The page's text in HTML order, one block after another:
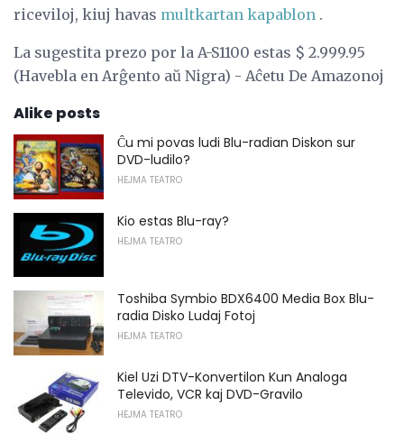
riceviloj, kiuj havas multkartan kapablon .
La sugestita prezo por la A-S1100 estas $ 2.999.95
(Havebla en Arĝento aŭ Nigra) - Aĉetu De Amazonoj
Alike posts
Ĉu mi povas ludi Blu-radian Diskon sur
DVD-ludilo?
HEJMA TEATRO
Kio estas Blu-ray?
HEJMA TEATRO
Toshiba Symbio BDX6400 Media Box Blu-
radia Disko Ludaj Fotoj
HEJMA TEATRO
Kiel Uzi DTV-Konvertilon Kun Analoga
Televido, VCR kaj DVD-Gravilo
HEJMA TEATRO